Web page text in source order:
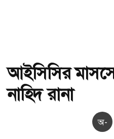
আইসিসির
নাহিদ রানা
অ-